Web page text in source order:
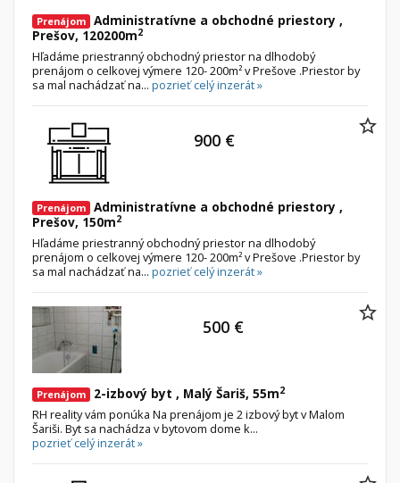
Prenájom Administratívne a obchodné priestory ,
Prešov, 120200m2
Hľadáme priestranný obchodný priestor na dlhodobý
prenájom o celkovej výmere 120- 200m² v Prešove .Priestor by
sa mal nachádzať na... pozrieť celý inzerát »
Prenájom Administratívne a obchodné priestory ,
Prešov, 150m2
Hľadáme priestranný obchodný priestor na dlhodobý
prenájom o celkovej výmere 120- 200m² v Prešove .Priestor by
sa mal nachádzať na... pozrieť celý inzerát »
900 €
Prenájom 2-izbový byt , Malý Šariš, 55m2
RH reality vám ponúka Na prenájom je 2 izbový byt v Malom
Šariši. Byt sa nachádza v bytovom dome k...
pozrieť celý inzerát »
500 €